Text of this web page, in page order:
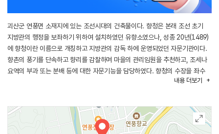
괴산군 연풍면 소재지에 있는 조선시대의 건축물이다. 향청은 본래 조선 초기
지방관의 행정을 보좌하기 위하여 설치하였던 유향소였으나, 성종 20년(1489)
에 향청이란 이름으로 개칭하고 지방관의 감독 하에 운영되었던 자문기관이다.
향촌의 풍기를 단속하고 향리를 감찰하며 마을의 관리임원을 추천하고, 조세나
요역의 부과 또는 분배 등에 대한 자문기능을 담당하였다. 향청의 수장을 좌수
또는 좌장이라 하고 그 아래에 좌별감, 우별감, 창감, 방감 등을 두었다.
괴산경찰서연풍주재소, 괴산경찰서연풍지서 등으로 사용되어 왔으며, 1963년
3월부터는 천주교 연풍공소로 사용하고 있다.
건물은 1995년 보수 전까지 정면 5칸 측면 2칸의 통칸으로 된 팔작지붕
내용 더보기